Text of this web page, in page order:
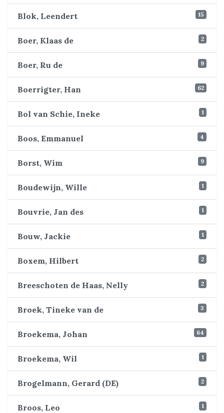
Blok, Leendert 15
Boer, Klaas de 2
Boer, Ru de 9
Boerrigter, Han 62
Bol van Schie, Ineke 1
Boos, Emmanuel 4
Borst, Wim 9
Boudewijn, Wille 1
Bouvrie, Jan des 1
Bouw, Jackie 1
Boxem, Hilbert 2
Breeschoten de Haas, Nelly 2
Broek, Tineke van de 3
Broekema, Johan 64
Broekema, Wil 1
Brogelmann, Gerard (DE) 2
Broos, Leo 1